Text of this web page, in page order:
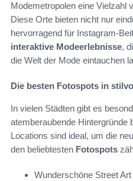
Modemetropolen eine Vielzahl
Diese Orte bieten nicht nur
hervorragend für Instagram-
interaktive Modeerlebnisse,
die Welt der Mode eintauchen
Die besten Fotospots in
In vielen Städten gibt es
atemberaubende Hintergründe
Locations sind ideal, um die
den beliebtesten Fotospots
Wunderschöne Street